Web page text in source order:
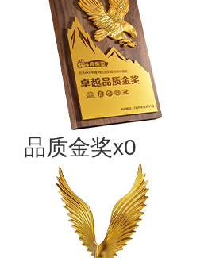
品质金奖x0